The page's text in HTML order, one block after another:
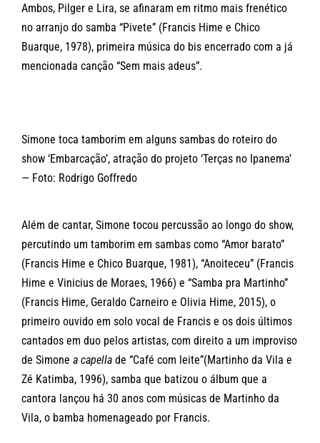
Ambos, Pilger e Lira, se afinaram em ritmo mais frenético
no arranjo do samba “Pivete” (Francis Hime e Chico
Buarque, 1978), primeira música do bis encerrado com a já
mencionada canção “Sem mais adeus”.
Simone toca tamborim em alguns sambas do roteiro do
show ‘Embarcação’, atração do projeto ‘Terças no Ipanema’
— Foto: Rodrigo Goffredo
Além de cantar, Simone tocou percussão ao longo do show,
percutindo um tamborim em sambas como “Amor barato”
(Francis Hime e Chico Buarque, 1981), “Anoiteceu” (Francis
Hime e Vinicius de Moraes, 1966) e “Samba pra Martinho”
(Francis Hime, Geraldo Carneiro e Olivia Hime, 2015), o
primeiro ouvido em solo vocal de Francis e os dois últimos
cantados em duo pelos artistas, com direito a um improviso
de Simone a capella de “Café com leite”(Martinho da Vila e
Zé Katimba, 1996), samba que batizou o álbum que a
cantora lançou há 30 anos com músicas de Martinho da
Vila, o bamba homenageado por Francis.